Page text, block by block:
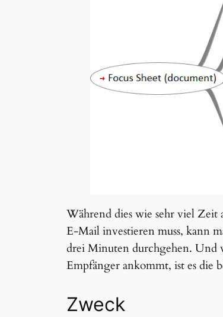
Während dies wie sehr viel Zeit
E-Mail investieren muss, kann
drei Minuten durchgehen. Und
Empfänger ankommt, ist es die
Zweck